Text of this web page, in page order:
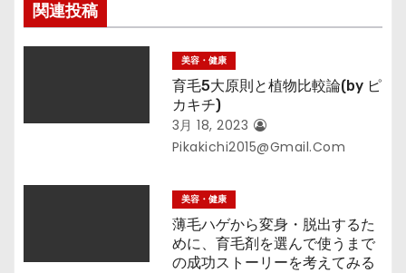
関連投稿
美容・健康
育毛5大原則と植物比較論(by ピ
カキチ)
3月 18, 2023
Pikakichi2015@gmail.com
美容・健康
薄毛ハゲから変身・脱出するた
めに、育毛剤を選んで使うまで
の成功ストーリーを考えてみる